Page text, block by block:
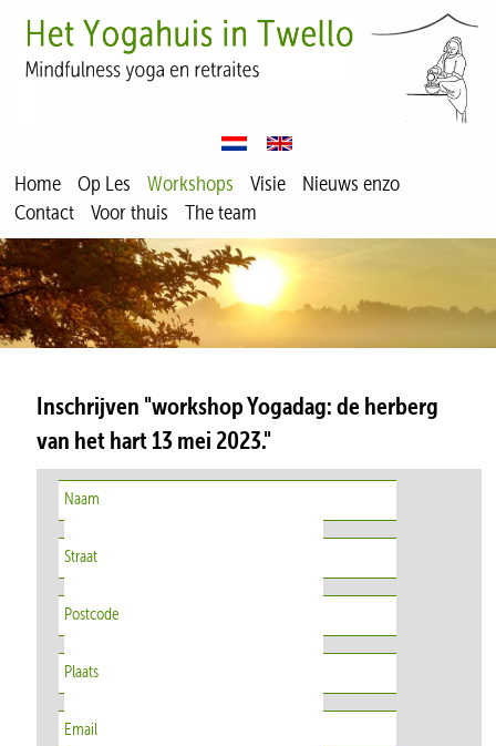
Home Op Les Workshops Visie
Nieuws enzo
Contact
Voor thuis The team
Inschrijven "workshop Yogadag: de herberg
van het hart 13 mei 2023."
Naam
Straat
Postcode
Plaats
Email